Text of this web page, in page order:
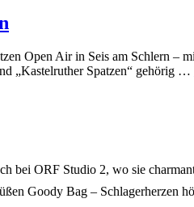
Open Air in Seis am Schlern –
„Kastelruther Spatzen“ gehörig …
bei ORF Studio 2, wo sie
Goody Bag – Schlagerherzen